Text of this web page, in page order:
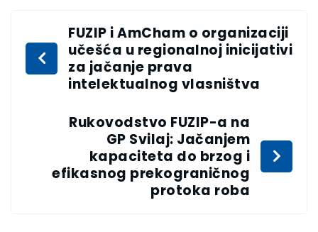
FUZIP i AmCham o organizaciji
učešća u regionalnoj inicijativi
za jačanje prava
intelektualnog vlasništva
Rukovodstvo FUZIP-a na
GP Svilaj: Jačanjem
kapaciteta do brzog i
efikasnog prekograničnog
protoka roba